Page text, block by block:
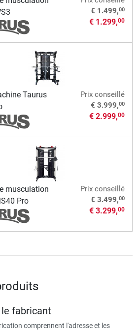
€ 1.499,00
€ 1.299,00
Taurus
Prix conseillé
€ 3.999,00
€ 2.999,00
musculation
Pro
Prix conseillé
€ 3.499,00
€ 3.299,00
fabricant
comprennent l'adresse et les